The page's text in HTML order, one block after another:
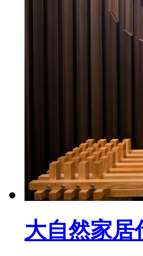
大自然家居